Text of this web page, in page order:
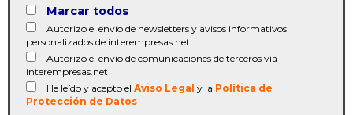
Marcar todos
Autorizo el envío de newsletters y avisos informativos
personalizados de interempresas.net
Autorizo el envío de comunicaciones de terceros vía
interempresas.net
He leído y acepto el Aviso Legal y la Política de
Protección de Datos